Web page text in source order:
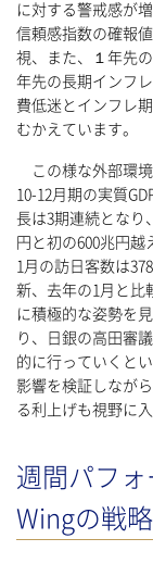
に対する警戒感が
信頼感指数の確報
視、また、１年先
年先の長期インフ
費低迷とインフレ
むかえています。
この様な外部環境
10-12月期の実質
長は3期連続となり
円と初の600兆円
1月の訪日客数は
新、去年の1月と比
に積極的な姿勢を
り、日銀の高田審
的に行っていくと
影響を検証しなが
る利上げも視野に
週間パフ
Wingの戦